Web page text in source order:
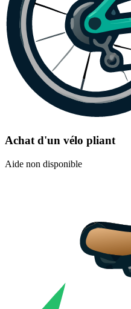
Achat d'un vélo pliant
Aide non disponible